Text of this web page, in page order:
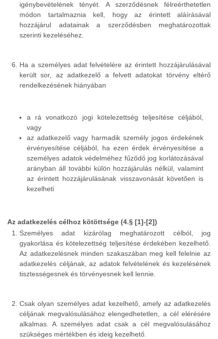
igénybevételének tényét. A szerződésnek félreérthetetlen
módon tartalmaznia kell, hogy az érintett aláírásával
hozzájárul adatainak a szerződésben meghatározottak
szerinti kezeléséhez.
Ha a személyes adat felvételére az érintett hozzájárulásával
került sor, az adatkezelő a felvett adatokat törvény eltérő
rendelkezésének hiányában
a rá vonatkozó jogi kötelezettség teljesítése céljából,
vagy
az adatkezelő vagy harmadik személy jogos érdekének
érvényesítése céljából, ha ezen érdek érvényesítése a
személyes adatok védelméhez fűződő jog korlátozásával
arányban áll további külön hozzájárulás nélkül, valamint
az érintett hozzájárulásának visszavonását követően is
kezelheti
Az adatkezelés célhoz kötöttsége (4.§ [1]-[2])
Személyes adat kizárólag meghatározott célból, jog
gyakorlása és kötelezettség teljesítése érdekében kezelhető.
Az adatkezelésnek minden szakaszában meg kell felelnie az
adatkezelés céljának, az adatok felvételének és kezelésének
tisztességesnek és törvényesnek kell lennie.
Csak olyan személyes adat kezelhető, amely az adatkezelés
céljának megvalósulásához elengedhetetlen, a cél elérésére
alkalmas. A személyes adat csak a cél megvalósulásához
szükséges mértékben és ideig kezelhető.